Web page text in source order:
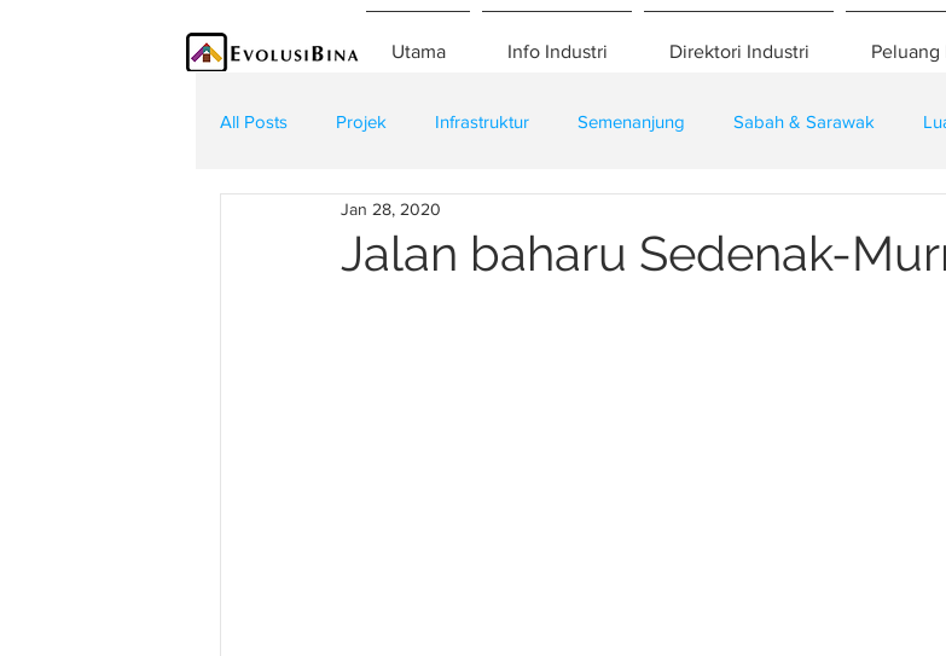
Utama Info Industri Direktori Industri Peluang
All Posts Projek Infrastruktur Semenanjung Sabah & Sarawak
Teknologi Kontraktor
Jalan baharu Sedenak-
Jan 28, 2020